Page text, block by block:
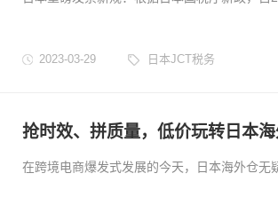
2023-03-29 日本JCT税务
抢时效、拼质量，低价玩转日本
在跨境电商爆发式发展的今天，日本海外仓